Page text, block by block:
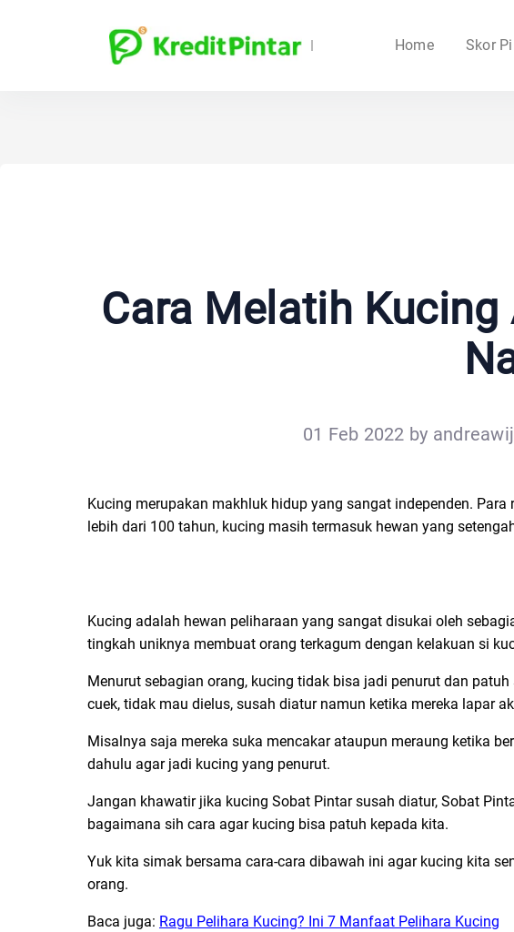
Home Skor
Cara Melatih
01 Feb 2022 by
Kucing merupakan makhluk hidup yang sangat independen.
lebih dari 100 tahun, kucing masih termasuk hewan yang
Kucing adalah hewan peliharaan yang sangat disukai oleh
tingkah uniknya membuat orang terkagum dengan kelakuan si
Menurut sebagian orang, kucing tidak bisa jadi penurut dan
cuek, tidak mau dielus, susah diatur namun ketika mereka lapar
Misalnya saja mereka suka mencakar ataupun meraung ketika
dahulu agar jadi kucing yang penurut.
Jangan khawatir jika kucing Sobat Pintar susah diatur, Sobat
bagaimana sih cara agar kucing bisa patuh kepada kita.
Yuk kita simak bersama cara-cara dibawah ini agar kucing kita
orang.
Baca juga: Ragu Pelihara Kucing? Ini 7 Manfaat Pelihara Kucing